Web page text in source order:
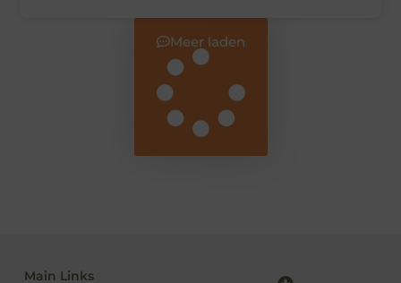
Meer laden
Main Links